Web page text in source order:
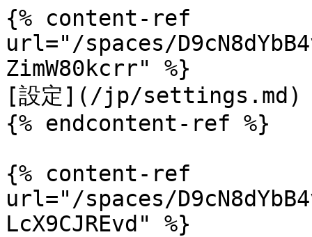
{% content-ref
url="/spaces/
ZimW80kcrr" %}
[設定](/jp/settings.md)
{% endcontent-ref %}
{% content-ref
url="/spaces/
LcX9CJREvd" %}